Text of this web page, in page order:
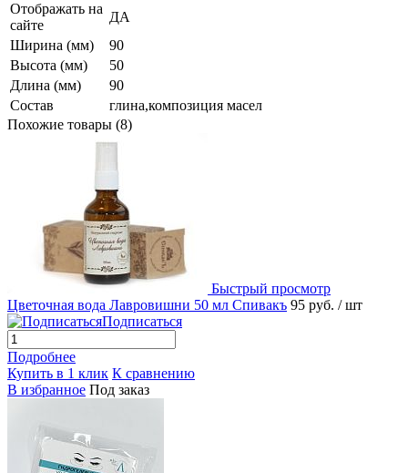
Отображать на
сайте
ДА
Ширина (мм)
90
Высота (мм)
50
Длина (мм)
90
Состав
глина,композиция масел
Похожие товары (8)
Быстрый просмотр
Цветочная вода Лавровишни 50 мл Спивакъ 95 руб. / шт
Подписаться
Подробнее
Купить в 1 клик К сравнению
В избранное Под заказ